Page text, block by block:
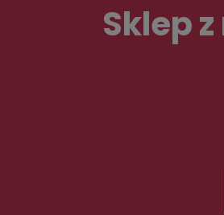
Sklep